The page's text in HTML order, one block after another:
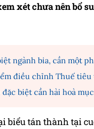
xét chưa nên bổ
ngành bia, cần một
điều chỉnh Thuế
biệt cần hài hoà
biểu tán thành tại